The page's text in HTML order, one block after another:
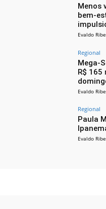
Menos
bem-
Evaldo
Regional
Mega-
R$
Evaldo
Regional
Paula
Evaldo